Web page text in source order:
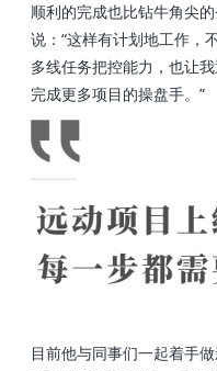
顺利的完成也比钻牛角尖
说：“这样有计划地工作，
多线任务把控能力，也让
完成更多项目的操盘手。”
目前他与同事们一起着手